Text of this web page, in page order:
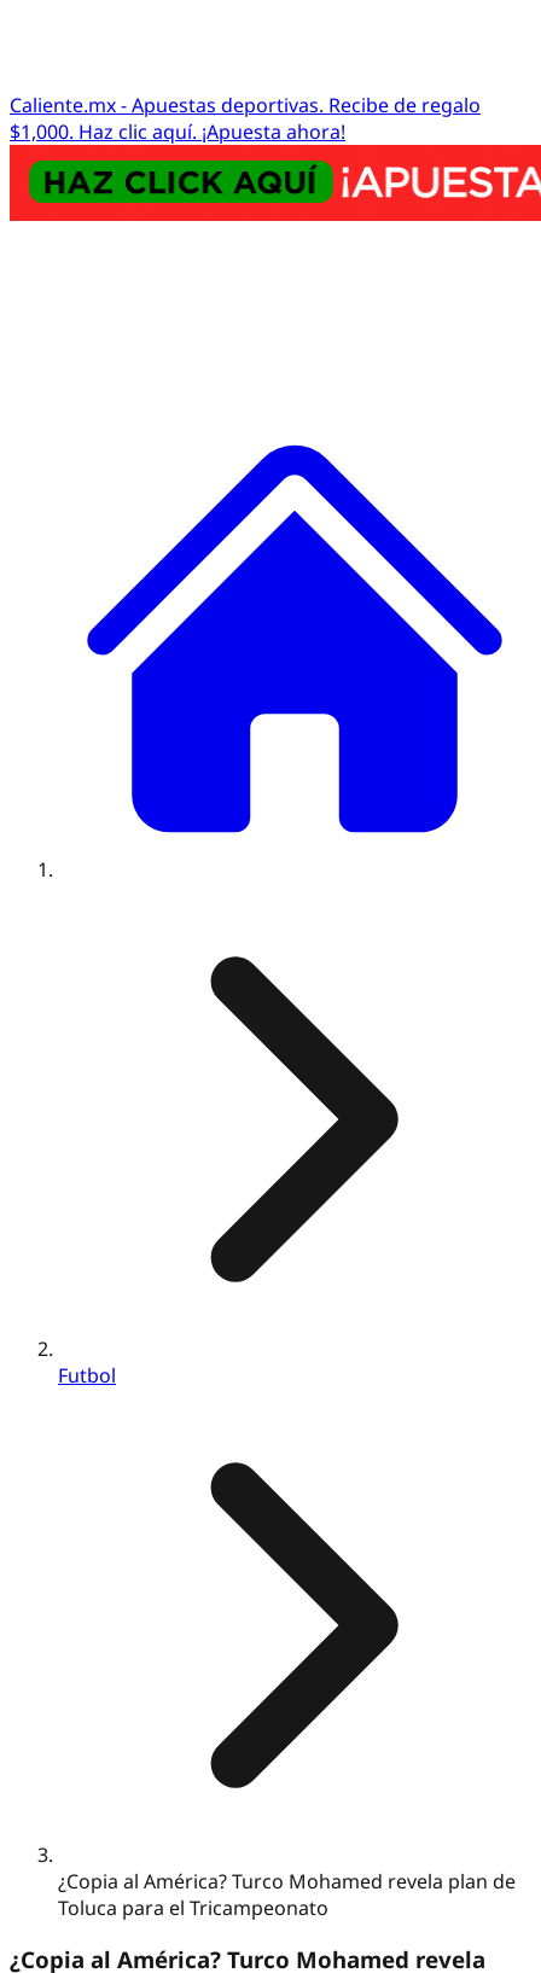
Caliente.mx - Apuestas deportivas. Recibe de regalo
$1,000. Haz clic aquí. ¡Apuesta ahora!
Futbol
¿Copia al América? Turco Mohamed revela plan de
Toluca para el Tricampeonato
¿Copia al América? Turco Mohamed revela